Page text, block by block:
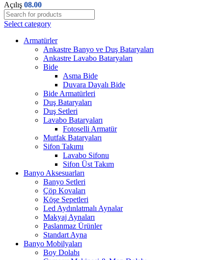
Açılış 08.00
Select category
Armatürler
Ankastre Banyo ve Duş Bataryaları
Ankastre Lavabo Bataryaları
Bide
Asma Bide
Duvara Dayalı Bide
Bide Armatürleri
Duş Bataryaları
Duş Setleri
Lavabo Bataryaları
Fotoselli Armatür
Mutfak Bataryaları
Sifon Takımı
Lavabo Sifonu
Sifon Üst Takım
Banyo Aksesuarları
Banyo Setleri
Çöp Kovaları
Köşe Sepetleri
Led Aydınlatmalı Aynalar
Makyaj Aynaları
Paslanmaz Ürünler
Standart Ayna
Banyo Mobilyaları
Boy Dolabı